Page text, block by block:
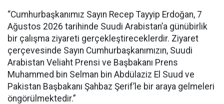
“Cumhurbaşkanımız Sayın Recep Tayyip Erdoğan, 7
Ağustos 2026 tarihinde Suudi Arabistan’a günübirlik
bir çalışma ziyareti gerçekleştireceklerdir. Ziyaret
çerçevesinde Sayın Cumhurbaşkanımızın, Suudi
Arabistan Veliaht Prensi ve Başbakanı Prens
Muhammed bin Selman bin Abdülaziz El Suud ve
Pakistan Başbakanı Şahbaz Şerif’le bir araya gelmeleri
öngörülmektedir.”